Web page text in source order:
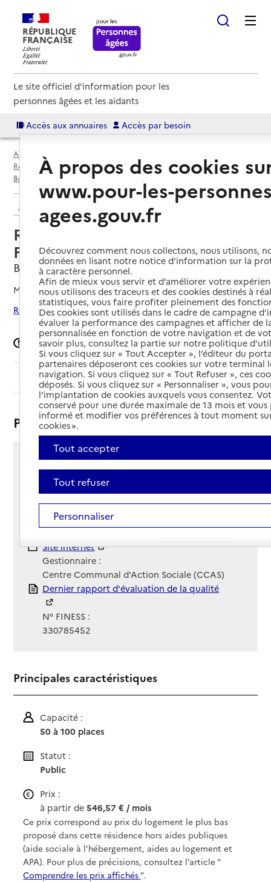
RÉPUBLIQUE
FRANÇAISE
Le site officiel d'information pour les
personnes âgées et les aidants
Accès aux annuaires Accès par besoin
Accueil
Résidences autonomie par département
Gironde (33)
Bordeaux
Résidence autonomie Armand Faulat
Retour aux résultats de l'annuaire
Résidence autonomie Armand
Faulat
Bordeaux, GIRONDE
Mis à jour le18/12/2025
Rechercher les établissements autour de Bordeaux
Signaler une erreur
Sommaire
Présentation
80 rue Charles Chaumet
33000 - Bordeaux
Voir itinéraire
Téléphone :
05 56 02 21 86
Site Internet
Site internet
Gestionnaire :
Centre Communal d'Action Sociale (CCAS)
Rapport HAS
Dernier rapport d'évaluation de la qualité
N° FINESS :
330785452
Principales caractéristiques
Capacité :
50 à 100 places
Statut :
Public
Prix :
à partir de546,57 € / mois
Ce prix correspond au prix du logement le plus bas
proposé dans cette résidence hors aides publiques
(aide sociale à l’hébergement, aides au logement et
APA). Pour plus de précisions, consultez l’article “
Comprendre les prix affichés”.
À propos des cookies
www.pour-les-
agees.gouv.fr
Découvrez comment nous collectons, nous utilisons,
données en lisant notre notice d’information sur la
à caractère personnel.
Afin de mieux vous servir et d’améliorer votre
nous utilisons des traceurs et des cookies destinés à
statistiques, vous faire profiter pleinement des
Des cookies sont utilisés dans le cadre de campagne
évaluer la performance des campagnes et afficher de
personnalisée en fonction de votre navigation et de
savoir plus, consultez la partie sur notre politique
Si vous cliquez sur « Tout Accepter », l’éditeur du
partenaires déposeront ces cookies sur votre terminal
navigation. Si vous cliquez sur « Tout Refuser », ces
déposés. Si vous cliquez sur « Personnaliser », vous
l’implantation de cookies auxquels vous consentez.
conservé pour une durée maximale de 13 mois et
informé et modifier vos préférences à tout moment
cookies ».
Tout accepter
Tout refuser
Personnaliser